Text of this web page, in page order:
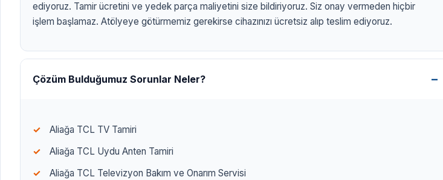
ANASAYFA TV MARKALARI ALİAĞA TCL TV SERVİSİ
ALİAĞA TCL TV
SERVİSİizmirtelevizyon.com.tr
ediyoruz. Tamir ücretini ve yedek parça maliyetini size bildiriyoruz. Siz onay vermeden hiçbir
işlem başlamaz. Atölyeye götürmemiz gerekirse cihazınızı ücretsiz alıp teslim ediyoruz.
Çözüm Bulduğumuz Sorunlar Neler?
Aliağa TCL TV Tamiri
Aliağa TCL Uydu Anten Tamiri
Aliağa TCL Televizyon Bakım ve Onarım Servisi